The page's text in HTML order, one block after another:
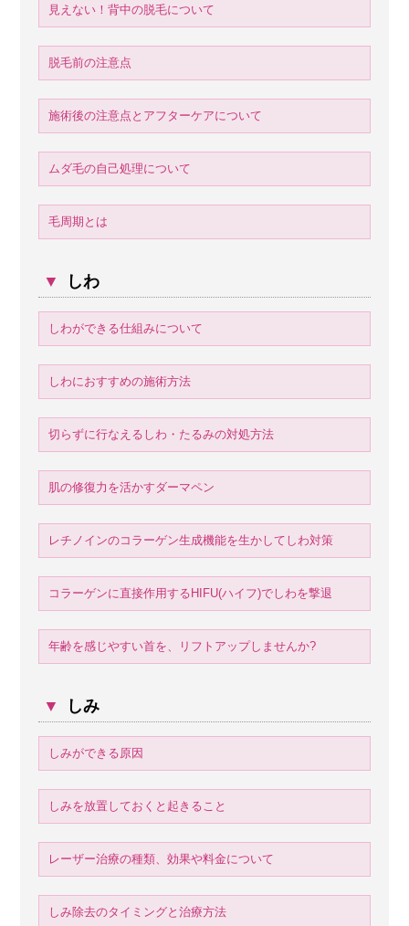
見えない！背中の脱毛について
脱毛前の注意点
施術後の注意点とアフターケアについて
ムダ毛の自己処理について
毛周期とは
▼ しわ
しわができる仕組みについて
しわにおすすめの施術方法
切らずに行なえるしわ・たるみの対処方法
肌の修復力を活かすダーマペン
レチノインのコラーゲン生成機能を生かしてしわ対策
コラーゲンに直接作用するHIFU(ハイフ)でしわを撃退
年齢を感じやすい首を、リフトアップしませんか?
▼ しみ
しみができる原因
しみを放置しておくと起きること
レーザー治療の種類、効果や料金について
しみ除去のタイミングと治療方法